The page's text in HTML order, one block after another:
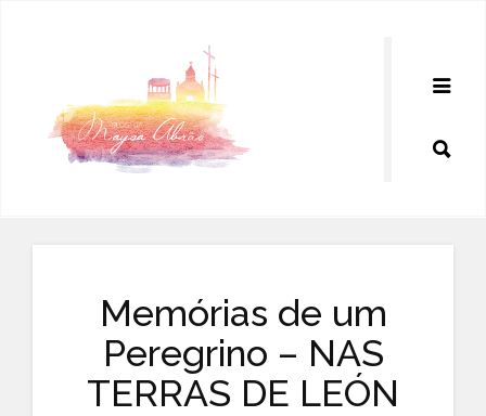
Memórias de um
Peregrino – NAS
TERRAS DE LEÓN